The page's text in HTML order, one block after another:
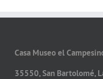
Casa Museo el
35550, San Bartolomé,